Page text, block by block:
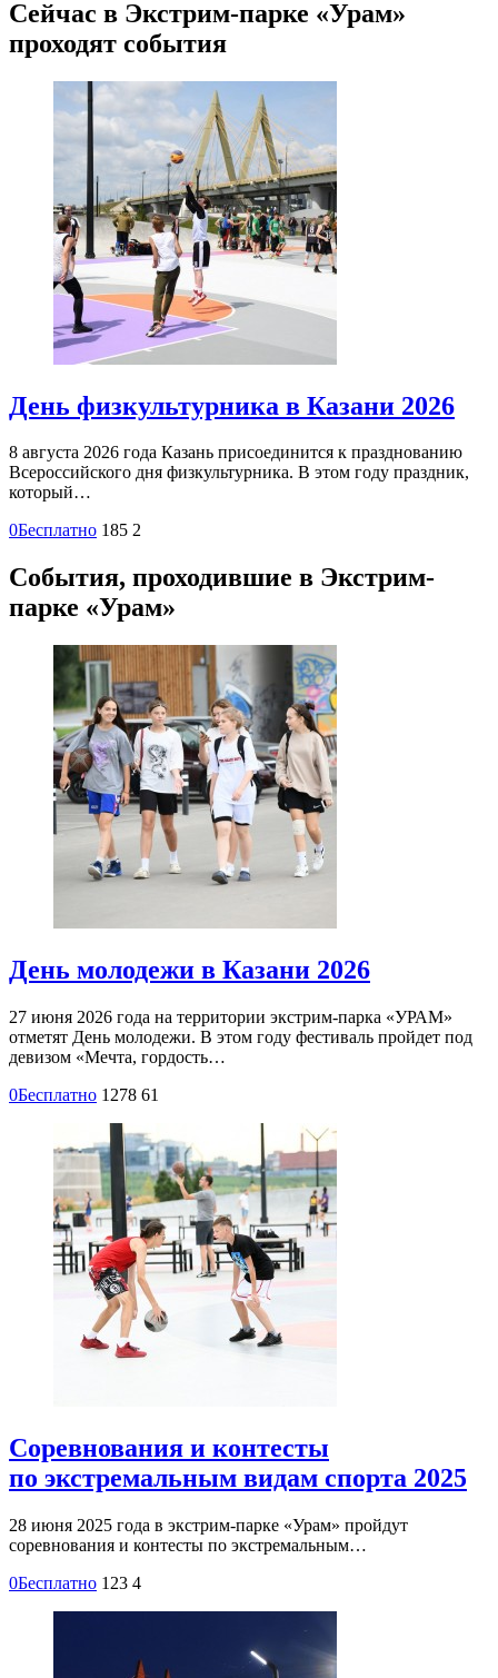
Сейчас в Экстрим-парке «Урам»
проходят события
День физкультурника в Казани 2026
8 августа 2026 года Казань присоединится к празднованию
Всероссийского дня физкультурника. В этом году праздник,
который…
0Бесплатно 185 2
События, проходившие в Экстрим-
парке «Урам»
День молодежи в Казани 2026
27 июня 2026 года на территории экстрим-парка «УРАМ»
отметят День молодежи. В этом году фестиваль пройдет под
девизом «Мечта, гордость…
0Бесплатно 1278 61
Соревнования и контесты
по экстремальным видам спорта 2025
28 июня 2025 года в экстрим-парке «Урам» пройдут
соревнования и контесты по экстремальным…
0Бесплатно 123 4